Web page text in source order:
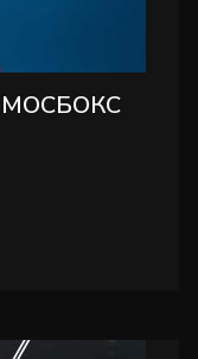
МОСБОКС